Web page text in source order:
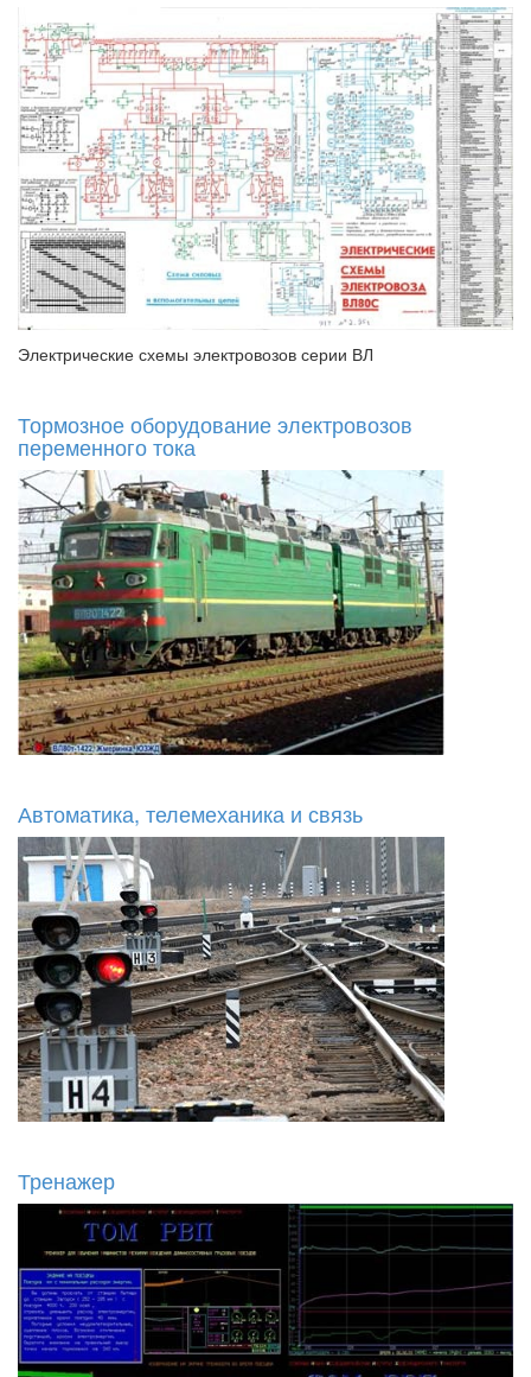
Электрические схемы электровозов серии ВЛ
Тормозное оборудование электровозов
переменного тока
Автоматика, телемеханика и связь
Тренажер